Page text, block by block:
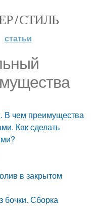
/ СТИЛЬ
статьи
В чем преимущества
Как сделать
в закрытом
бочки. Сборка